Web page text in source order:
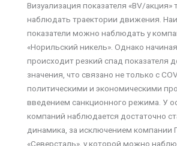
Визуализация показателя «BV/акция»
наблюдать траектории движения.
показатели можно наблюдать у
«Норильский никель». Однако
происходит резкий спад показателя
значения, что связано не только с
политическими и экономическими
введением санкционного режима. У
компаний наблюдается достаточно
динамика, за исключением компании
«Северсталь», у которой можно